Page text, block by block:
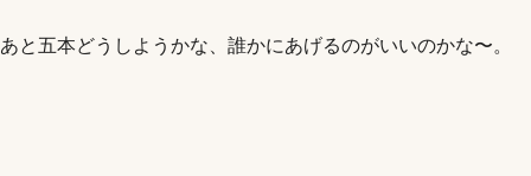
あと五本どうしようかな、誰かにあげるのがいいのかな〜。